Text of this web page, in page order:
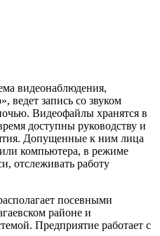
видеонаблюдения,
ведет запись со звуком
Видеофайлы хранятся в
доступны руководству и
Допущенные к ним лица
компьютера, в режиме
отслеживать работу
посевными
районе и
Предприятие работает с